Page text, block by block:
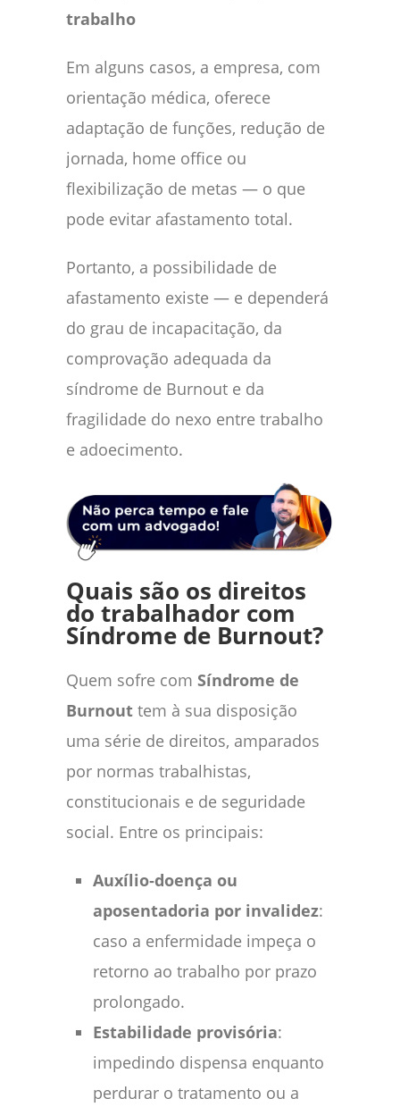
trabalho
Em alguns casos, a empresa, com
orientação médica, oferece
adaptação de funções, redução de
jornada, home office ou
flexibilização de metas — o que
pode evitar afastamento total.
Portanto, a possibilidade de
afastamento existe — e dependerá
do grau de incapacitação, da
comprovação adequada da
síndrome de Burnout e da
fragilidade do nexo entre trabalho
e adoecimento.
Quais são os direitos
do trabalhador com
Síndrome de Burnout?
Quem sofre com Síndrome de
Burnout tem à sua disposição
uma série de direitos, amparados
por normas trabalhistas,
constitucionais e de seguridade
social. Entre os principais:
Auxílio‑doença ou
aposentadoria por invalidez:
caso a enfermidade impeça o
retorno ao trabalho por prazo
prolongado.
Estabilidade provisória:
impedindo dispensa enquanto
perdurar o tratamento ou a